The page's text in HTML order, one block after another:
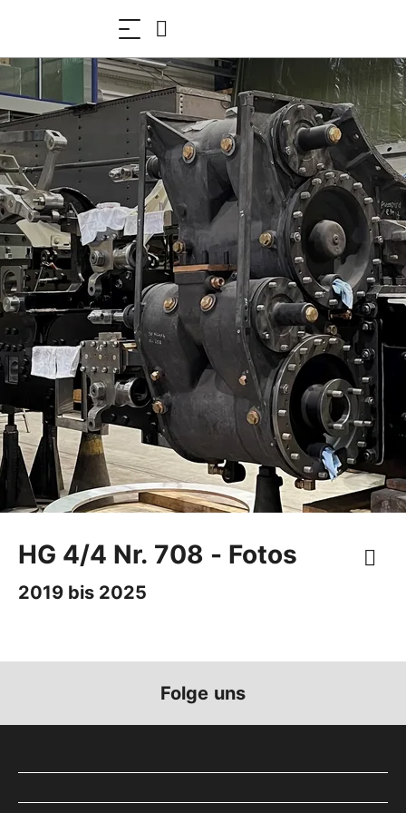
HG 4/4 Nr. 708 - Fotos
2019 bis 2025
Folge uns